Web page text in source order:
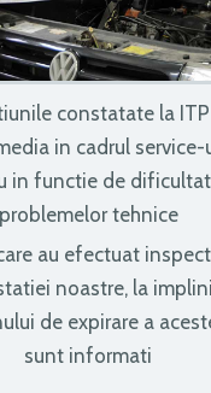
constatate la
in cadrul service-
in functie de
problemelor tehnice
au efectuat
noastre, la
de expirare a
sunt informati